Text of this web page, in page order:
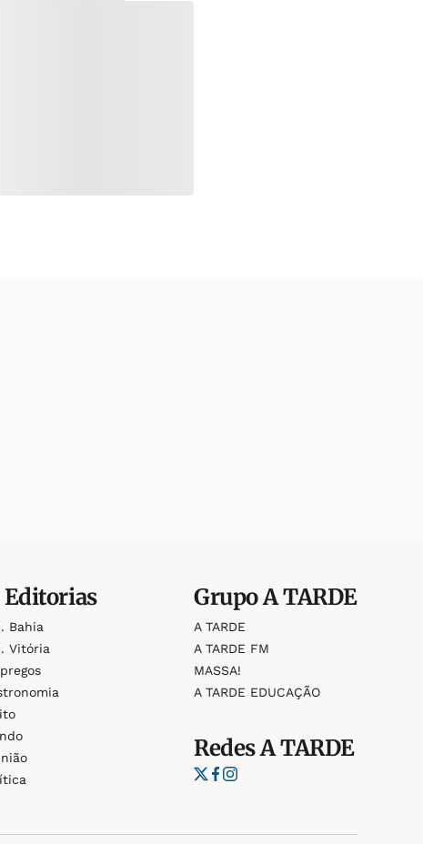
Editorias
Bahia
Vitória
GrupoA TARDE
A TARDE
A TARDE FM
MASSA!
A TARDE EDUCAÇÃO
RedesA TARDE